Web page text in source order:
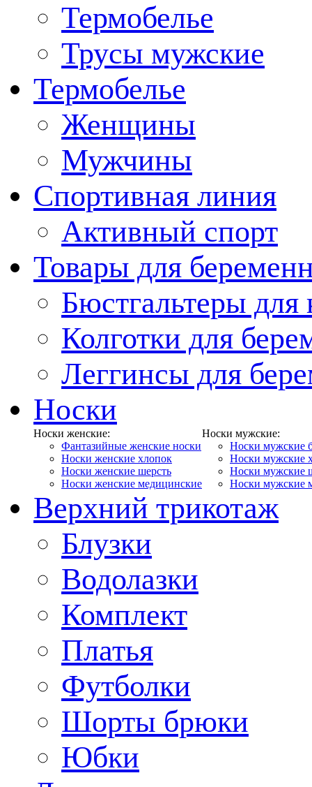
Термобелье
Трусы мужские
Термобелье
Женщины
Мужчины
Спортивная линия
Активный спорт
Товары для
Бюстгальтеры
Колготки для
Леггинсы для
Носки
Носки женские:
Фантазийные женские носки
Носки женские хлопок
Носки женские шерсть
Носки женские медицинские
Носки мужские:
Носки мужские
Носки мужские
Носки мужские
Носки мужские
Верхний трикотаж
Блузки
Водолазки
Комплект
Платья
Футболки
Шорты брюки
Юбки